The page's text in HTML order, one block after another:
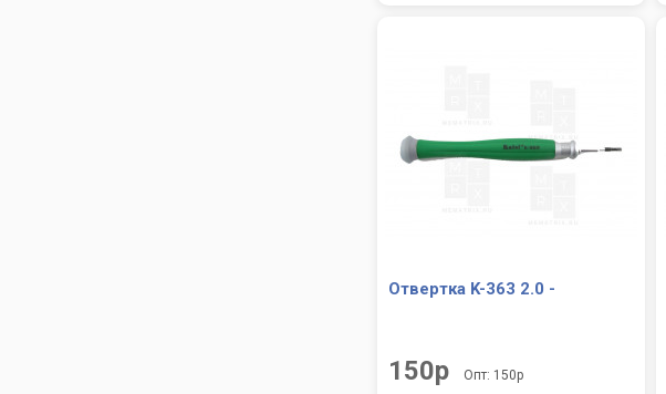
Отвертка K-363 2.0 -
150р Опт: 150р